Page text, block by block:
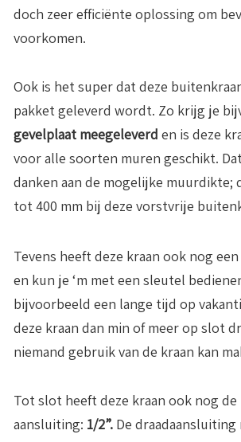
doch zeer efficiënte oplossing om
voorkomen.
Ook is het super dat deze
pakket geleverd wordt. Zo krijg je
gevelplaat meegeleverd en is deze
voor alle soorten muren geschikt.
danken aan de mogelijke muurdikte;
tot 400 mm bij deze vorstvrije
Tevens heeft deze kraan ook nog een
en kun je ‘m met een sleutel
bijvoorbeeld een lange tijd op
deze kraan dan min of meer op slot
niemand gebruik van de kraan kan
Tot slot heeft deze kraan ook nog de
aansluiting: 1/2”. De